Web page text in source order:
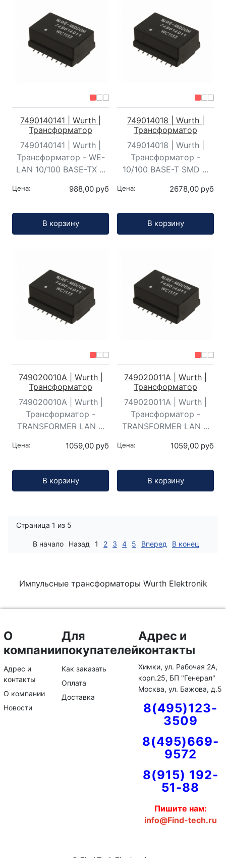
7490140141 | Wurth |
Трансформатор
7490140141 | Wurth |
Трансформатор - WE-
LAN 10/100 BASE-TX ...
Цена: 988,00 руб
В корзину
749014018 | Wurth |
Трансформатор
749014018 | Wurth |
Трансформатор -
10/100 BASE-T SMD ...
Цена: 2678,00 руб
В корзину
749020010A | Wurth |
Трансформатор
749020010A | Wurth |
Трансформатор -
TRANSFORMER LAN ...
Цена: 1059,00 руб
В корзину
749020011A | Wurth |
Трансформатор
749020011A | Wurth |
Трансформатор -
TRANSFORMER LAN ...
Цена: 1059,00 руб
В корзину
Страница 1 из 5
В начало Назад 1 2 3 4 5 Вперед В конец
Импульсные трансформаторы Wurth Elektronik
О
компании
Адрес и
контакты
О компании
Новости
Для
покупателей
Как заказать
Оплата
Доставка
Адрес и
контакты
Химки, ул. Рабочая 2А,
корп.25, БП "Генерал"
Москва, ул. Бажова, д.5
8(495)123-
3509
8(495)669-
9572
8(915) 192-
51-88
Пишите нам:
info@Find-tech.ru